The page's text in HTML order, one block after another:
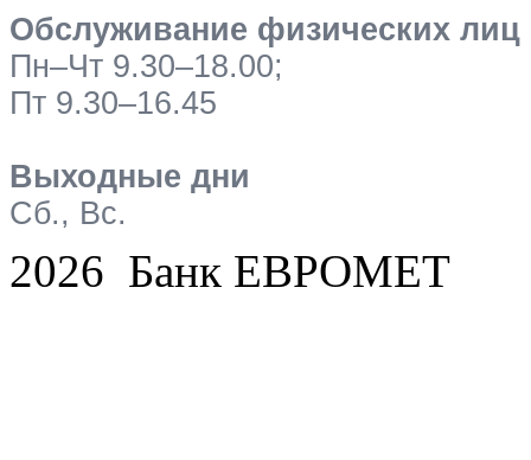
Обслуживание физических лиц
Пн–Чт 9.30–18.00;
Пт 9.30–16.45
Выходные дни
Сб., Вс.
2026 Банк ЕВРОМЕТ